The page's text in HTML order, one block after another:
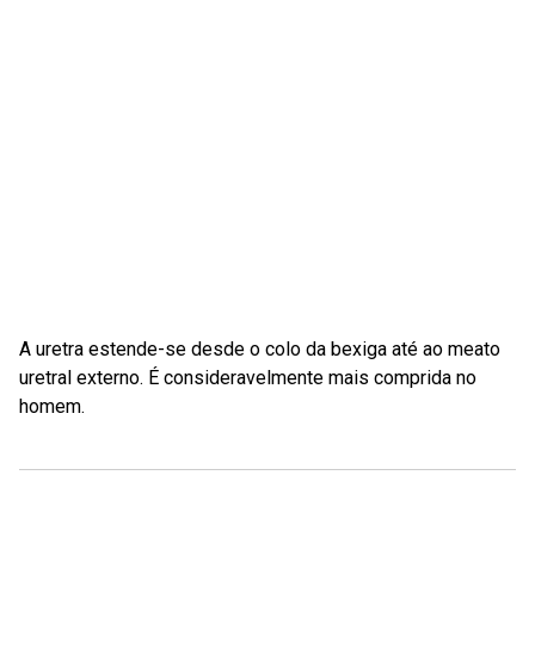
A uretra estende-se desde o colo da bexiga até ao meato
uretral externo. É consideravelmente mais comprida no
homem.